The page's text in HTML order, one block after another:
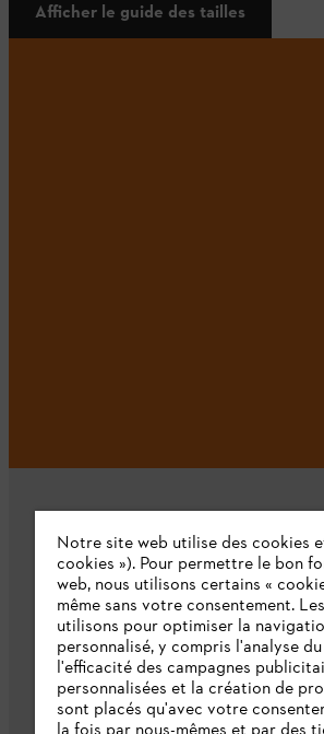
Afficher le guide des tailles
L'Entreprise
Qui sommes-
Presse
Notre site web utilise des cookies
cookies »). Pour permettre le bon
web, nous utilisons certains «
même sans votre consentement.
utilisons pour optimiser la
personnalisé, y compris l'analyse
l'efficacité des campagnes
personnalisées et la création de
sont placés qu'avec votre